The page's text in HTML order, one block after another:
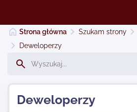
Strona główna Szukam strony
Deweloperzy
Deweloperzy